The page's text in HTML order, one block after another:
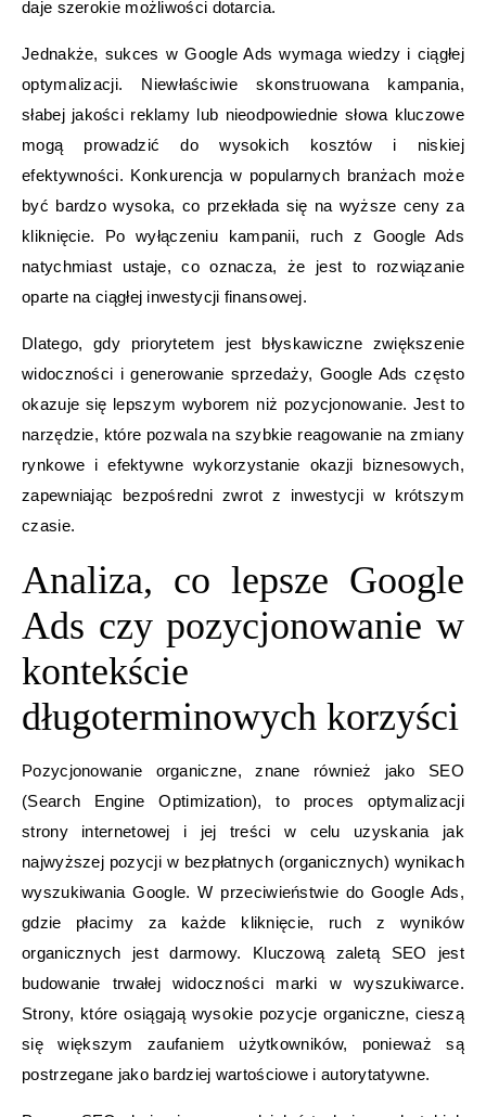
daje szerokie możliwości dotarcia.
Jednakże, sukces w Google Ads wymaga wiedzy i ciągłej
optymalizacji. Niewłaściwie skonstruowana kampania,
słabej jakości reklamy lub nieodpowiednie słowa kluczowe
mogą prowadzić do wysokich kosztów i niskiej
efektywności. Konkurencja w popularnych branżach może
być bardzo wysoka, co przekłada się na wyższe ceny za
kliknięcie. Po wyłączeniu kampanii, ruch z Google Ads
natychmiast ustaje, co oznacza, że jest to rozwiązanie
oparte na ciągłej inwestycji finansowej.
Dlatego, gdy priorytetem jest błyskawiczne zwiększenie
widoczności i generowanie sprzedaży, Google Ads często
okazuje się lepszym wyborem niż pozycjonowanie. Jest to
narzędzie, które pozwala na szybkie reagowanie na zmiany
rynkowe i efektywne wykorzystanie okazji biznesowych,
zapewniając bezpośredni zwrot z inwestycji w krótszym
czasie.
Analiza, co lepsze Google
Ads czy pozycjonowanie w
kontekście
długoterminowych korzyści
Pozycjonowanie organiczne, znane również jako SEO
(Search Engine Optimization), to proces optymalizacji
strony internetowej i jej treści w celu uzyskania jak
najwyższej pozycji w bezpłatnych (organicznych) wynikach
wyszukiwania Google. W przeciwieństwie do Google Ads,
gdzie płacimy za każde kliknięcie, ruch z wyników
organicznych jest darmowy. Kluczową zaletą SEO jest
budowanie trwałej widoczności marki w wyszukiwarce.
Strony, które osiągają wysokie pozycje organiczne, cieszą
się większym zaufaniem użytkowników, ponieważ są
postrzegane jako bardziej wartościowe i autorytatywne.